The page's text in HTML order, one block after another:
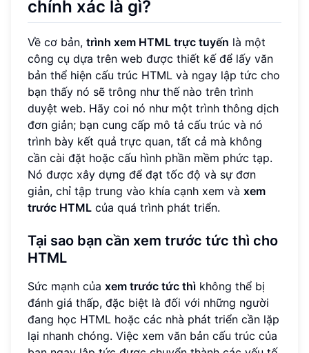
chính xác là gì?
Về cơ bản, trình xem HTML trực tuyến là một
công cụ dựa trên web được thiết kế để lấy văn
bản thể hiện cấu trúc HTML và ngay lập tức cho
bạn thấy nó sẽ trông như thế nào trên trình
duyệt web. Hãy coi nó như một trình thông dịch
đơn giản; bạn cung cấp mô tả cấu trúc và nó
trình bày kết quả trực quan, tất cả mà không
cần cài đặt hoặc cấu hình phần mềm phức tạp.
Nó được xây dựng để đạt tốc độ và sự đơn
giản, chỉ tập trung vào khía cạnh xem và xem
trước HTML của quá trình phát triển.
Tại sao bạn cần xem trước tức thì cho
HTML
Sức mạnh của xem trước tức thì không thể bị
đánh giá thấp, đặc biệt là đối với những người
đang học HTML hoặc các nhà phát triển cần lặp
lại nhanh chóng. Việc xem văn bản cấu trúc của